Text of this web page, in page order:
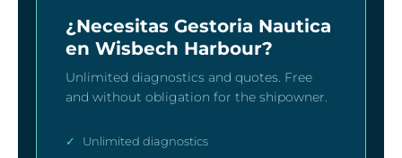
¿Necesitas Gestoria Nautica
en Wisbech Harbour?
Unlimited diagnostics and quotes. Free
and without obligation for the shipowner.
✓ Unlimited diagnostics